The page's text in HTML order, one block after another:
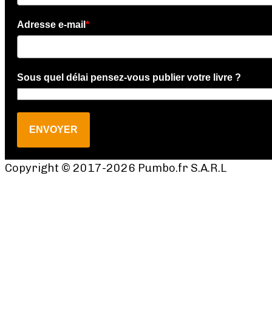
Adresse e-mail *
Sous quel délai pensez-vous publier votre livre ?
ENVOYER
Copyright © 2017-2026 Pumbo.fr S.A.R.L